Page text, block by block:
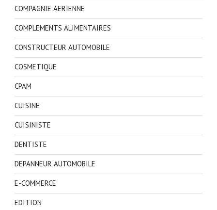
COMPAGNIE AERIENNE
COMPLEMENTS ALIMENTAIRES
CONSTRUCTEUR AUTOMOBILE
COSMETIQUE
CPAM
CUISINE
CUISINISTE
DENTISTE
DEPANNEUR AUTOMOBILE
E-COMMERCE
EDITION